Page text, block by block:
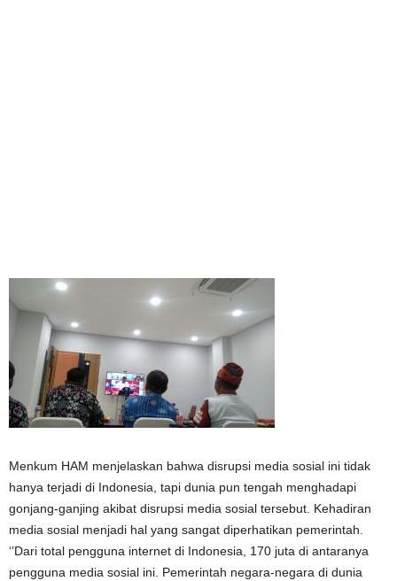
Menkum HAM menjelaskan bahwa disrupsi media sosial ini tidak
hanya terjadi di Indonesia, tapi dunia pun tengah menghadapi
gonjang-ganjing akibat disrupsi media sosial tersebut. Kehadiran
media sosial menjadi hal yang sangat diperhatikan pemerintah.
‘’Dari total pengguna internet di Indonesia, 170 juta di antaranya
pengguna media sosial ini. Pemerintah negara-negara di dunia